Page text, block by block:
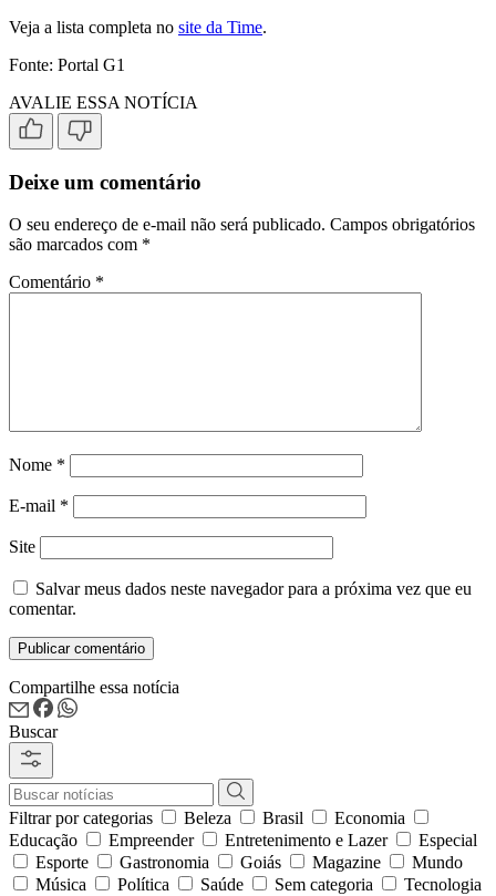
Veja a lista completa no site da Time.
Fonte: Portal G1
AVALIE ESSA NOTÍCIA
Deixe um comentário
O seu endereço de e-mail não será publicado. Campos obrigatórios
são marcados com *
Comentário *
Nome *
E-mail *
Site
Salvar meus dados neste navegador para a próxima vez que eu
comentar.
Compartilhe essa notícia
Buscar
Filtrar por categorias Beleza Brasil
Economia
Educação
Empreender Entretenimento e Lazer
Especial
Esporte
Gastronomia Goiás Magazine
Mundo
Música
Política Saúde Sem categoria
Tecnologia